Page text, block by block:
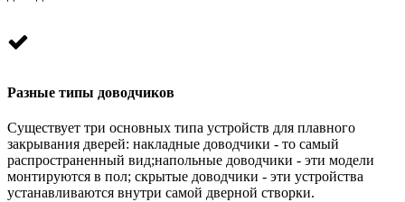
Разные типы доводчиков
Существует три основных типа устройств для плавного
закрывания дверей: накладные доводчики - то самый
распространенный вид;напольные доводчики - эти модели
монтируются в пол; скрытые доводчики - эти устройства
устанавливаются внутри самой дверной створки.